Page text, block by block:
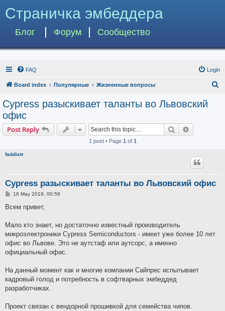
Страничка эмбеддера
Блог Форум Сообщество
FAQ Login
Board index Популярные Жизненные вопросы
Cypress разыскивает таланты во Львовский
офис
Post Reply Search
1 post • Page 1 of 1
faddistr
Cypress разыскивает таланты во Львовский офис
P
s
16 May 2019, 00:59
Всем привет,
Мало кто знает, но достаточно известный производитель
микроэлектроники Cypress Semiconductors - имеет уже более 10 лет
офис во Львове. Это не аутстаф или аутсорс, а именно
официальный офис.
На данный момент как и многие компании Сайпрес испытывает
кадровый голод и потребность в софтварных эмбеддед
разработчиках.
Проект связан с вендорной прошивкой для семейства чипов.